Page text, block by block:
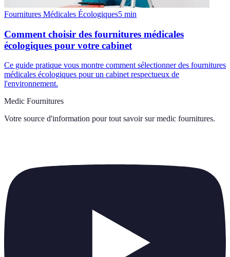
Fournitures Médicales Écologiques5 min
Comment choisir des fournitures médicales
écologiques pour votre cabinet
Ce guide pratique vous montre comment sélectionner des fournitures
médicales écologiques pour un cabinet respectueux de
l'environnement.
Medic Fournitures
Votre source d'information pour tout savoir sur medic fournitures.